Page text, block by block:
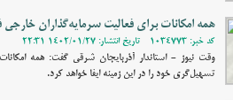
همه امکانات برای فعالیت سرمایه‌گذاران
کد خبر: 1034773 - تاریخ انتشار: 1402/01/27 22:31
وقت نیوز - استاندار آذربایجان شرقی گفت: همه
تسهیل‌گری خود را در این زمینه ایفا خواهد کرد.